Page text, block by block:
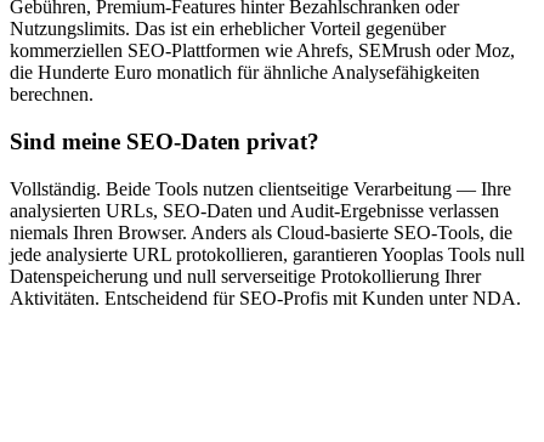
Gebühren, Premium-Features hinter Bezahlschranken oder
Nutzungslimits. Das ist ein erheblicher Vorteil gegenüber
kommerziellen SEO-Plattformen wie Ahrefs, SEMrush oder Moz,
die Hunderte Euro monatlich für ähnliche Analysefähigkeiten
berechnen.
Sind meine SEO-Daten privat?
Vollständig. Beide Tools nutzen clientseitige Verarbeitung — Ihre
analysierten URLs, SEO-Daten und Audit-Ergebnisse verlassen
niemals Ihren Browser. Anders als Cloud-basierte SEO-Tools, die
jede analysierte URL protokollieren, garantieren Yooplas Tools null
Datenspeicherung und null serverseitige Protokollierung Ihrer
Aktivitäten. Entscheidend für SEO-Profis mit Kunden unter NDA.